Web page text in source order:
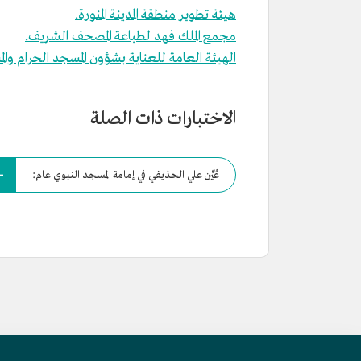
هيئة تطوير منطقة المدينة المنورة.
مجمع الملك فهد لطباعة المصحف الشريف.
الهيئة العامة للعناية بشؤون المسجد الحرام
الاختبارات ذات الصلة
عُيِّن علي الحذيفي في إمامة المسجد النبوي عام: